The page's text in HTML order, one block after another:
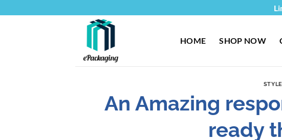
to
HOME SHOP NOW
STYLE
An Amazing
ready